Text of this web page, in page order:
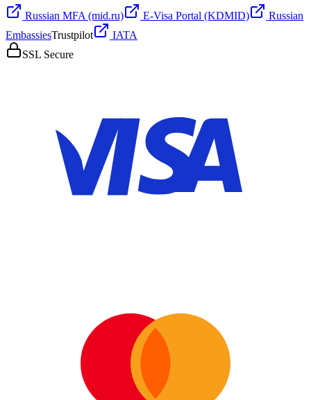
Russian MFA (mid.ru) E-Visa Portal (KDMID)
Russian
EmbassiesTrustpilot
IATA
SSL Secure